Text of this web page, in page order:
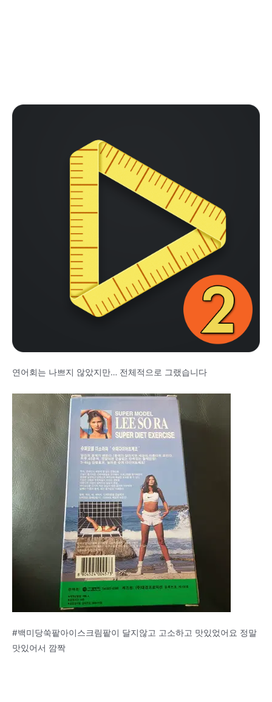
연어회는 나쁘지 않았지만… 전체적으로 그랬습니다
#백미당쑥팥아이스크림팥이 달지않고 고소하고 맛있었어요 정말
맛있어서 깜짝